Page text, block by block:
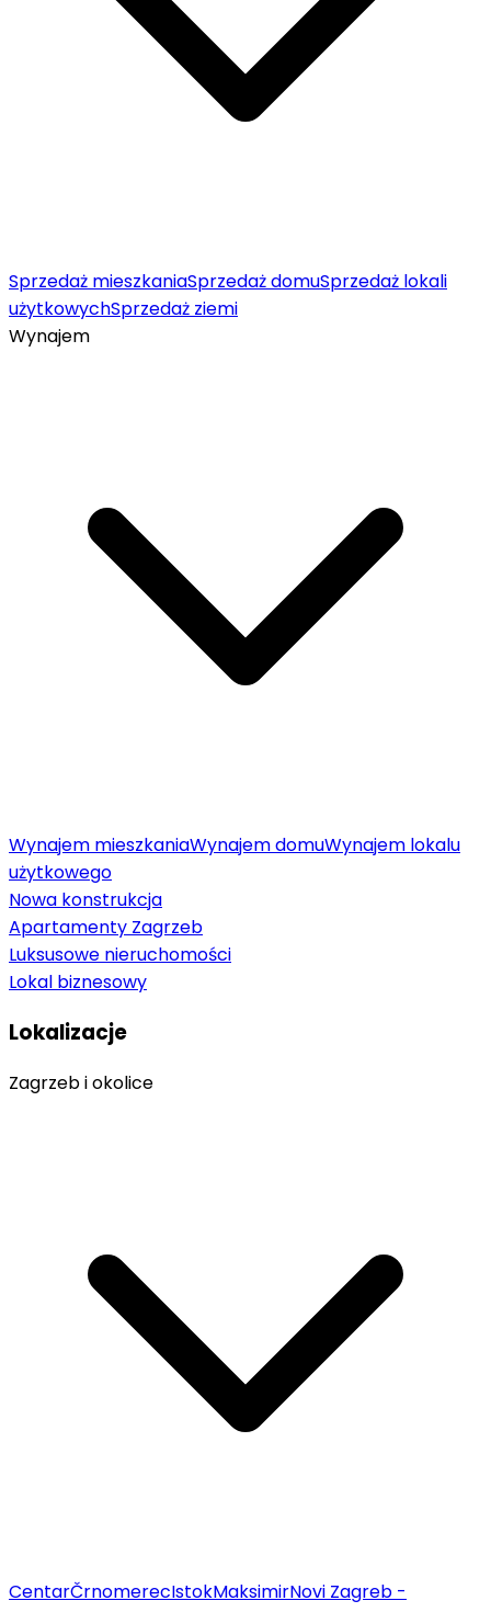
Sprzedaż mieszkaniaSprzedaż domuSprzedaż lokali
użytkowychSprzedaż ziemi
Wynajem
Wynajem mieszkaniaWynajem domuWynajem lokalu
użytkowego
Nowa konstrukcja
Apartamenty Zagrzeb
Luksusowe nieruchomości
Lokal biznesowy
Lokalizacje
Zagrzeb i okolice
CentarČrnomerecIstokMaksimirNovi Zagreb -